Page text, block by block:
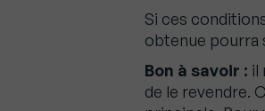
Si ces
obtenue pourra
Bon à savoir : il
de le revendre.